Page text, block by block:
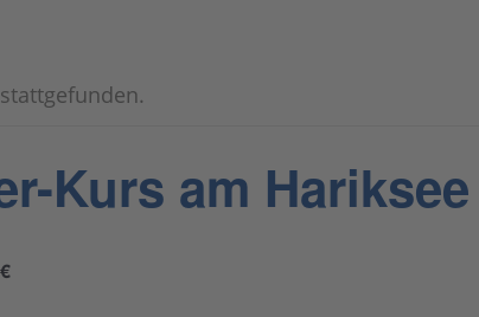
Kurs am Hariksee